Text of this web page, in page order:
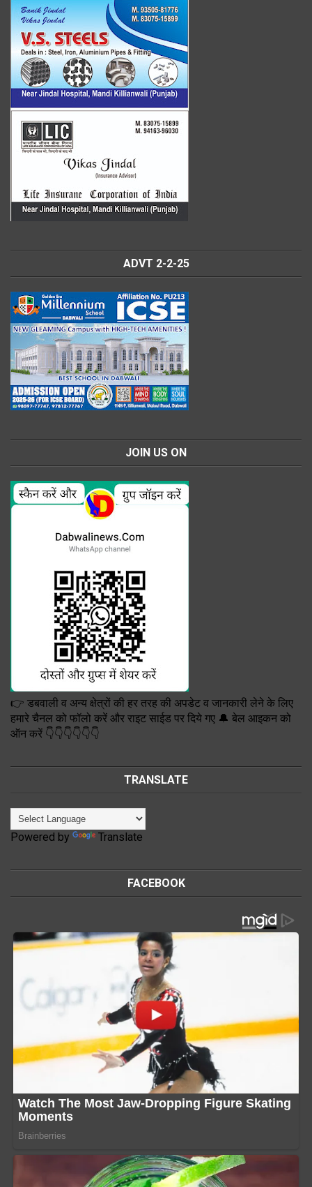
ADVT 2-2-25
JOIN US ON
👉 डबवाली व अन्य क्षेत्रों की हर तरह की अपडेट व जानकारी लेने के लिए
हमारे चैनल को फॉलो करें और राइट साईड पर दिये गए 🔔 बेल आइकन को
ऑन करें 👇👇👇👇👇👇
TRANSLATE
Powered by Translate
FACEBOOK